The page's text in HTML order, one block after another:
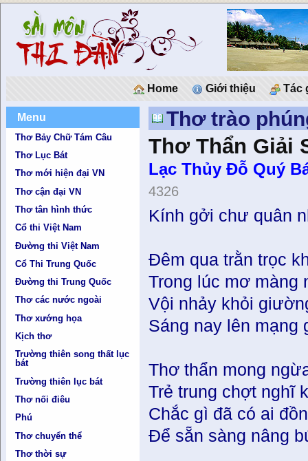
Home Giới thiệu Tác
Menu
Thơ Bảy Chữ Tám Câu
Thơ Lục Bát
Thơ mới hiện đại VN
Thơ cận đại VN
Thơ tân hình thức
Cổ thi Việt Nam
Đường thi Việt Nam
Cổ Thi Trung Quốc
Đường thi Trung Quốc
Thơ các nước ngoài
Thơ xướng họa
Kịch thơ
Trường thiên song thất lục
bát
Trường thiên lục bát
Thơ nối điêu
Phú
Thơ chuyển thể
Thơ thời sự
Thơ trào
Thơ Thẩn Giải
Lạc Thủy Ðỗ Quý
4326
Kính gởi chư quân
Đêm qua trằn trọc
Trong lúc mơ màng
Vội nhảy khỏi
Sáng nay lên mạng
Thơ thẩn mong
Trẻ trung chợt nghĩ
Chắc gì đã có ai
Để sẵn sàng nâng